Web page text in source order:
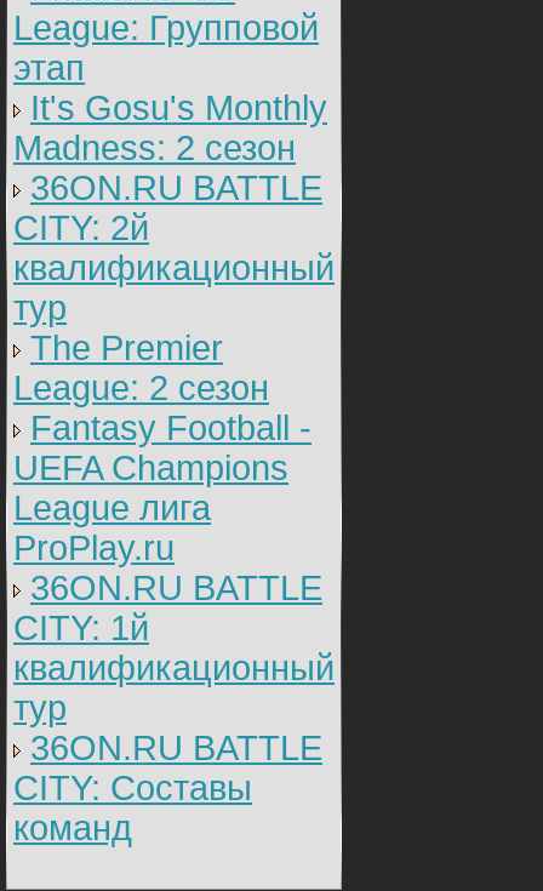
League: Групповой
этап
It's Gosu's Monthly
Madness: 2 сезон
36ON.RU BATTLE
CITY: 2й
квалификационный
тур
The Premier
League: 2 cезон
Fantasy Football -
UEFA Champions
League лига
ProPlay.ru
36ON.RU BATTLE
CITY: 1й
квалификационный
тур
36ON.RU BATTLE
CITY: Составы
команд